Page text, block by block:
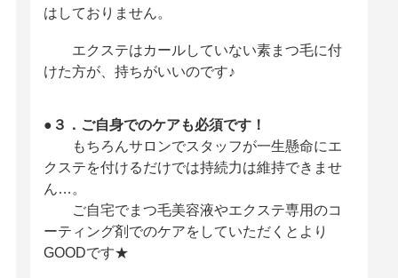
はしておりません。
エクステはカールしていない素まつ毛に付
けた方が、持ちがいいのです♪
●３．ご自身でのケアも必須です！
もちろんサロンでスタッフが一生懸命にエ
クステを付けるだけでは持続力は維持できませ
ん…。
ご自宅でまつ毛美容液やエクステ専用のコ
ーティング剤でのケアをしていただくとより
GOODです★